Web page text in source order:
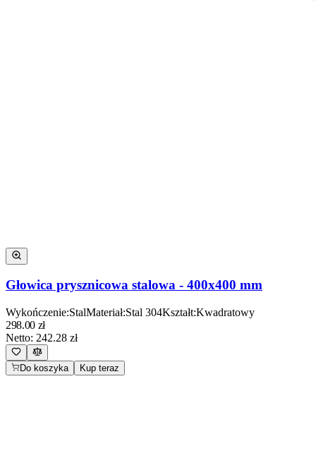
Głowica prysznicowa stalowa - 400x400 mm
Wykończenie:StalMateriał:Stal 304Kształt:Kwadratowy
298.00 zł
Netto: 242.28 zł
Do koszyka Kup teraz